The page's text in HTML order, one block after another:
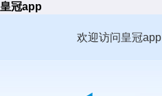
皇冠app
欢迎访问皇冠app